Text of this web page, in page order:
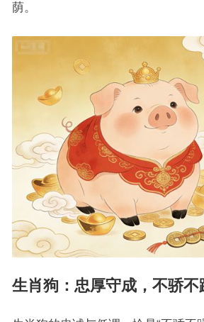
荫。
生肖狗：忠厚守成，不骄不